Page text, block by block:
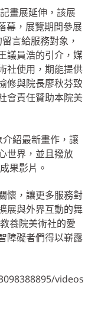
畫展延伸，該展
幕，展覽期間參展
言給服務對象，
議員浩的引介，媒
社使用，期能提供
修與院長廖秋芬致
會責任贊助本院美
紹最新畫作，讓
世界，並且撥放
果影片。
懷，讓更多服務對
展與外界互動的舞
養院美術社的愛
障礙者們得以嶄露
videos